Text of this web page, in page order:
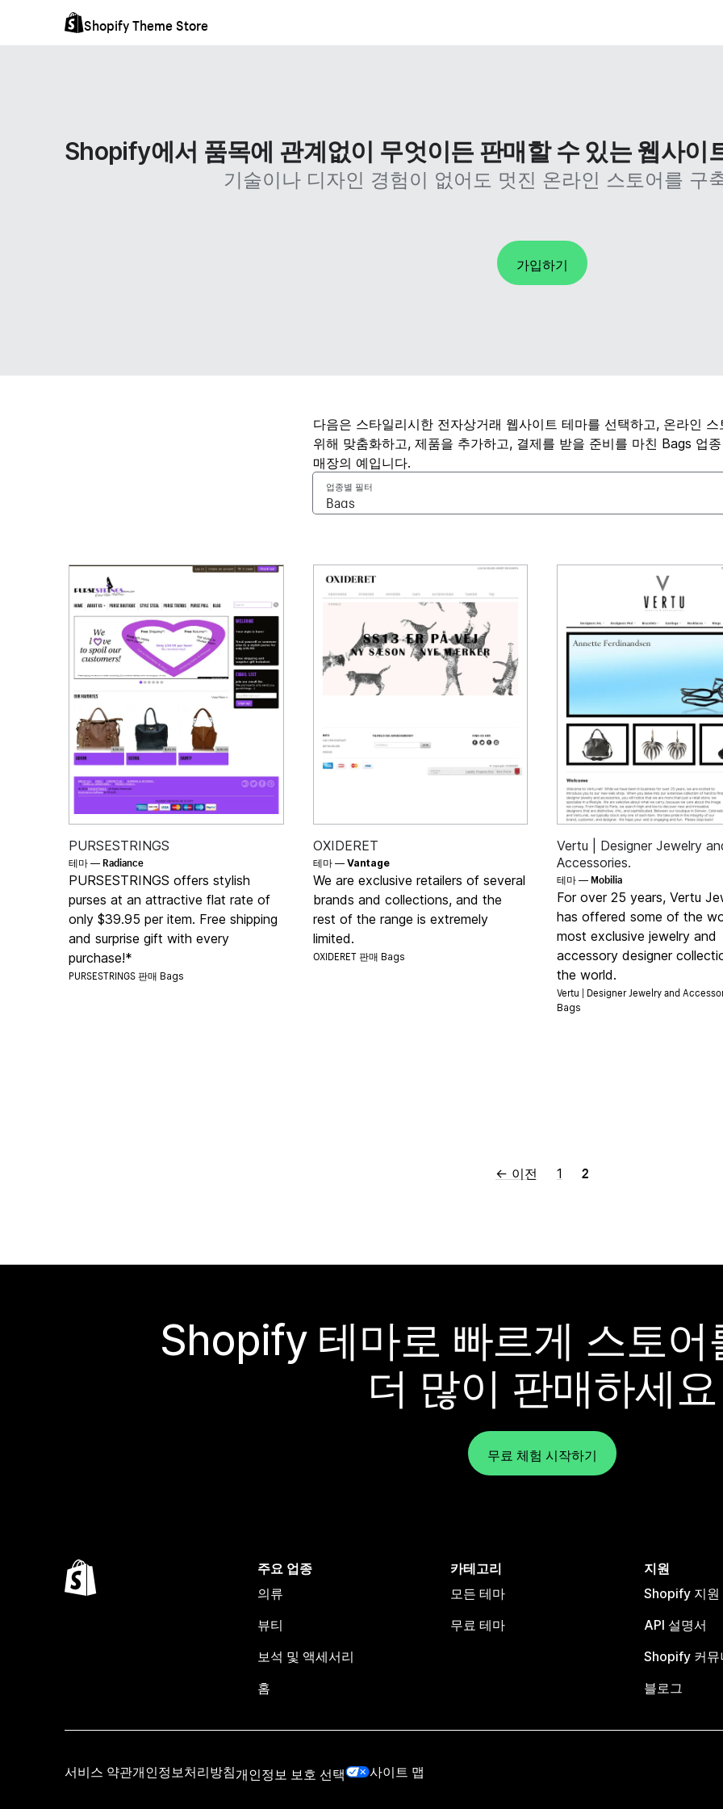
Shopify Theme Store
Shopify에서 품목에 관계없이 무엇이든 판매할 수 있는 웹사이
기술이나 디자인 경험이 없어도 멋진 온라인 스토어를 구
가입하기
다음은 스타일리시한 전자상거래 웹사이트 테마를 선택하고, 온라인 스
위해 맞춤화하고, 제품을 추가하고, 결제를 받을 준비를 마친 Bags 업
매장의 예입니다.
업종별 필터
PURSESTRINGS
테마 —Radiance
PURSESTRINGS offers stylish
purses at an attractive flat rate of
only $39.95 per item. Free shipping
and surprise gift with every
purchase!*
PURSESTRINGS 판매 Bags
OXIDERET
테마 — Vantage
We are exclusive retailers of several
brands and collections, and the
rest of the range is extremely
limited.
OXIDERET 판매 Bags
Vertu | Designer Jewelry
Accessories.
테마 — Mobilia
For over 25 years, Vertu
has offered some of the
most exclusive jewelry and
accessory designer
the world.
Vertu | Designer Jewelry and
Bags
← 이전 1 2
Shopify 테마로 빠르게 스토어
더 많이 판매하세요
무료 체험 시작하기
주요 업종
의류
뷰티
보석 및 액세서리
홈
카테고리
모든 테마
무료 테마
지원
Shopify 지원
API 설명서
Shopify 커뮤
블로그
서비스 약관개인정보처리방침개인정보 보호 선택 사이트 맵